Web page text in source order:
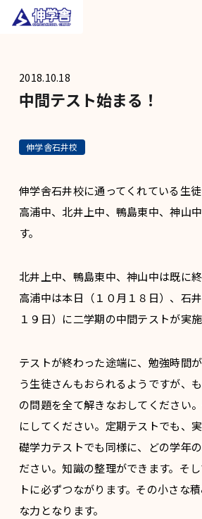
2018.10.18
中間テスト始まる！
伸学舎石井校
伸学舎石井校に通ってくれている生徒
高浦中、北井上中、鴨島東中、神山
す。
北井上中、鴨島東中、神山中は既に終
高浦中は本日（１０月１８日）、石
１９日）に二学期の中間テストが実施
テストが終わった途端に、勉強時間
う生徒さんもおられるようですが、
の問題を全て解きなおしてください
にしてください。定期テストでも、
礎学力テストでも同様に、どの学年
ださい。知識の整理ができます。そ
トに必ずつながります。その小さな
な力となります。